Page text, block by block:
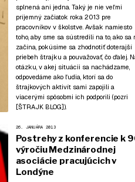
splnená ani jedna. Taký je nie veľmi
príjemný začiatok roka 2013 pre
pracovníkov v školstve. Avšak namiesto
toho, aby sme sa sústredili na to, ako sa
začína, pokúsime sa zhodnotiť doterajší
priebeh štrajku a pouvažovať, čo ďalej.
otázku, v akej situácii sa nachádzame,
odpovedáme ako ľudia, ktorí sa do
štrajkových aktivít sami zapojili a
viacerými spôsobmi ich podporili (pozri
[ŠTRAJK BLOG]).
26. JANUÁRA 2013
Postrehy z konferencie k
výročiu Medzinárodnej
asociácie pracujúcich v
Londýne